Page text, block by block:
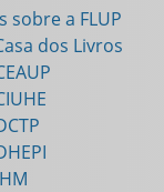
sobre a FLUP
dos Livros